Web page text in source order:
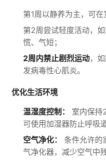
第1周以静养为主，可在
第2周尝试轻度活动，
慌、气短；
2周内禁止剧烈运动，
发病毒性心肌炎。
优化生活环境
温湿度控制：
室内保
可使用加湿器防止呼吸
空气净化：
条件允许的
气净化器，减少空气中